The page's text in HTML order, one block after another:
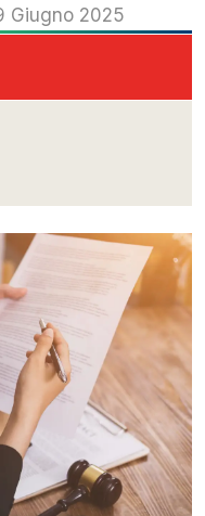
Giugno 2025